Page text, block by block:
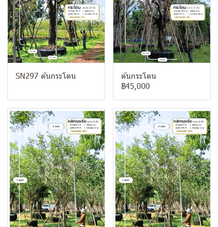
SN297 ต้นกระโดน
ต้นกระโดน
฿45,000